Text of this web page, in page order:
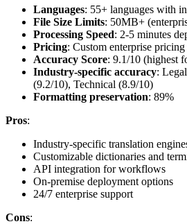
Languages: 55+ languages with
File Size Limits: 50MB+
Processing Speed: 2-5 minutes
Pricing: Custom enterprise
Accuracy Score: 9.1/10 (highest
Industry-specific accuracy:
(9.2/10), Technical (8.9/10)
Formatting preservation: 89%
Pros:
Industry-specific translation
Customizable dictionaries and
API integration for workflows
On-premise deployment options
24/7 enterprise support
Cons: